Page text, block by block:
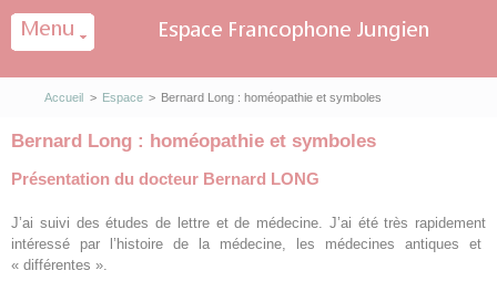
Accueil > Espace > Bernard Long : homéopathie et symboles
Bernard Long : homéopathie et symboles
Présentation du docteur Bernard LONG
J’ai suivi des études de lettre et de médecine. J’ai été très rapidement
intéressé par l’histoire de la médecine, les médecines antiques et
« différentes ».
Panneau de gestion des cookies